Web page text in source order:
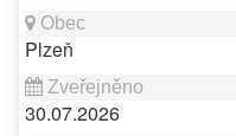
Plzeň
30.07.2026